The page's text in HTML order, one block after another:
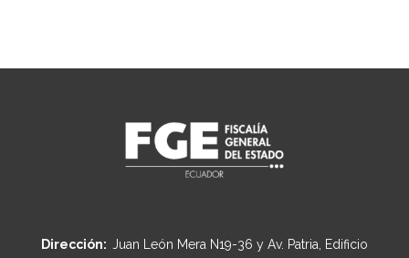
Dirección: Juan León Mera N19-36 y Av. Patria, Edificio